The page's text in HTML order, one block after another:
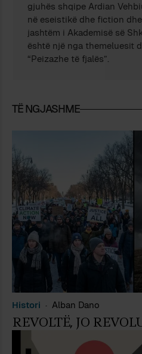
gjuhës shqipe Ardian
në eseistikë dhe fiction
jashtëm i Akademisë së
është një nga themeluesit
“Peizazhe të fjalës”.
TË NGJASHME
Histori Alban Dano
REVOLTË, JO